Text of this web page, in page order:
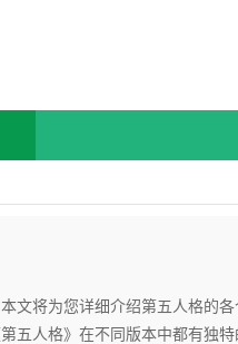
文将为您详细介绍第五人格的
五人格》在不同版本中都有独